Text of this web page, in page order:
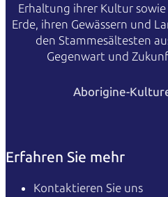
Erhaltung ihrer Kultur
Erde, ihren Gewässern und
den Stammesältesten
Gegenwart und
Aborigine-
Erfahren Sie mehr
Kontaktieren Sie uns